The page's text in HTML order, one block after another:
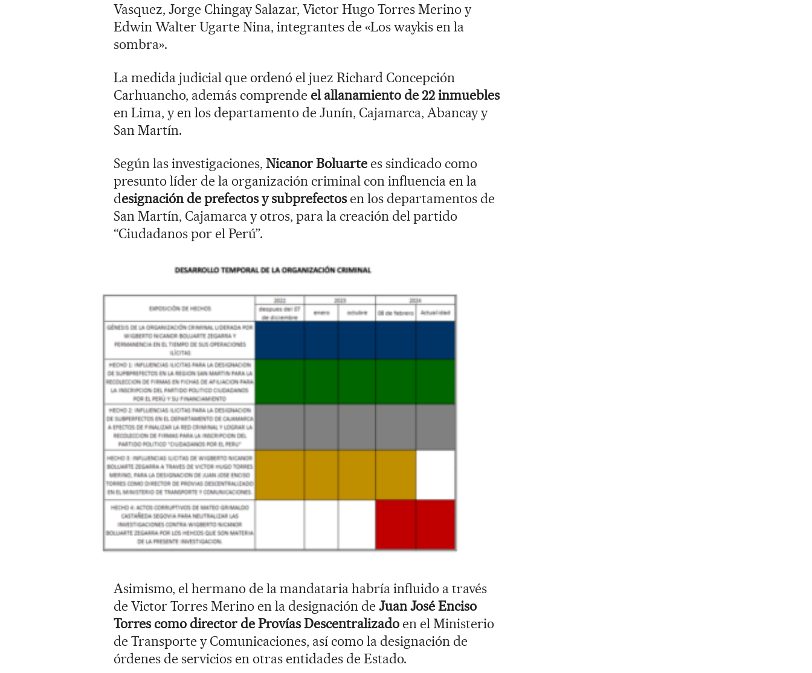
Vasquez, Jorge Chingay Salazar, Victor Hugo Torres Merino y
Edwin Walter Ugarte Nina, integrantes de «Los waykis en la
sombra».
La medida judicial que ordenó el juez Richard Concepción
Carhuancho, además comprende el allanamiento de 22 inmuebles
en Lima, y en los departamento de Junín, Cajamarca, Abancay y
San Martín.
Según las investigaciones, Nicanor Boluarte es sindicado como
presunto líder de la organización criminal con influencia en la
designación de prefectos y subprefectosen los departamentos de
San Martín, Cajamarca y otros, para la creación del partido
“Ciudadanos por el Perú”.
Asimismo, el hermano de la mandataria habría influido a través
de Victor Torres Merino en la designación deJuan José Enciso
Torres como director de Provías Descentralizado en el Ministerio
de Transporte y Comunicaciones, así como la designación de
órdenes de servicios en otras entidades de Estado.